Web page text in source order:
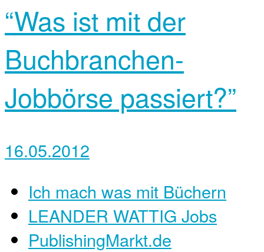
“Was ist mit der
Buchbranchen-
Jobbörse passiert?”
16.05.2012
Ich mach was mit Büchern
LEANDER WATTIG Jobs
PublishingMarkt.de